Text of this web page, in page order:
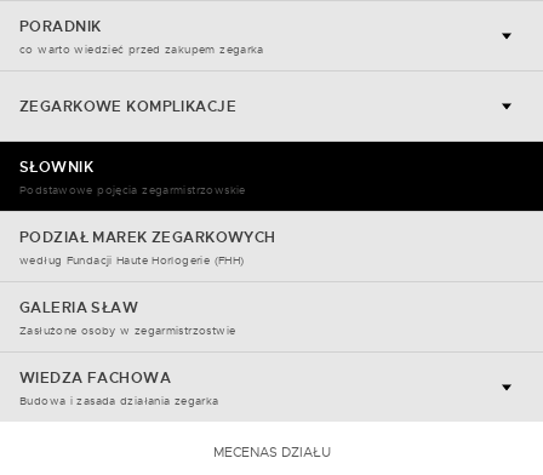
PORADNIK
co warto wiedzieć przed zakupem zegarka
ZEGARKOWE KOMPLIKACJE
SŁOWNIK
Podstawowe pojęcia zegarmistrzowskie
PODZIAŁ MAREK ZEGARKOWYCH
według Fundacji Haute Horlogerie (FHH)
GALERIA SŁAW
Zasłużone osoby w zegarmistrzostwie
WIEDZA FACHOWA
Budowa i zasada działania zegarka
MECENAS DZIAŁU